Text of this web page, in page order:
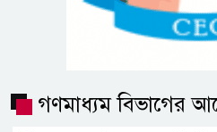
গণমাধ্যম বিভাগের